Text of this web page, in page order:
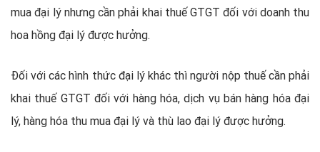
mua đại lý nhưng cần phải khai thuế GTGT đối với doanh thu
hoa hồng đại lý được hưởng.
Đối với các hình thức đại lý khác thì người nộp thuế cần phải
khai thuế GTGT đối với hàng hóa, dịch vụ bán hàng hóa đại
lý, hàng hóa thu mua đại lý và thù lao đại lý được hưởng.